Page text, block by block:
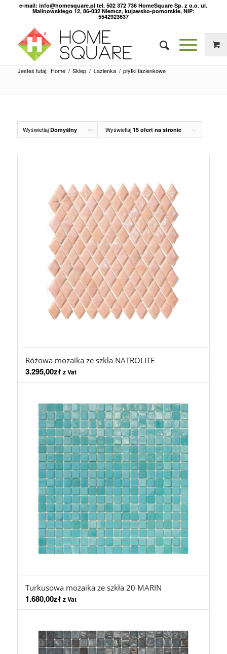
e-mail: info@homesquare.pl tel. 502 372 736 HomeSquare Sp. z o.o. ul.
Malinowskiego 12, 86-032 Niemcz, kujawsko-pomorskie, NIP:
5542923637
Jesteś tutaj: Home / Sklep / Łazienka / płytki łazienkowe
Wyświetlaj Domyślny Wyświetlaj 15 ofert na stronie
Różowa mozaika ze szkła NATROLITE
3.295,00zł z Vat
Turkusowa mozaika ze szkła 20 MARIN
1.680,00zł z Vat